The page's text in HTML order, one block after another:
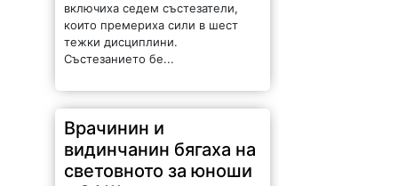
включиха седем състезатели,
които премериха сили в шест
тежки дисциплини.
Състезанието бе...
Врачинин и
видинчанин бягаха на
световното за юноши